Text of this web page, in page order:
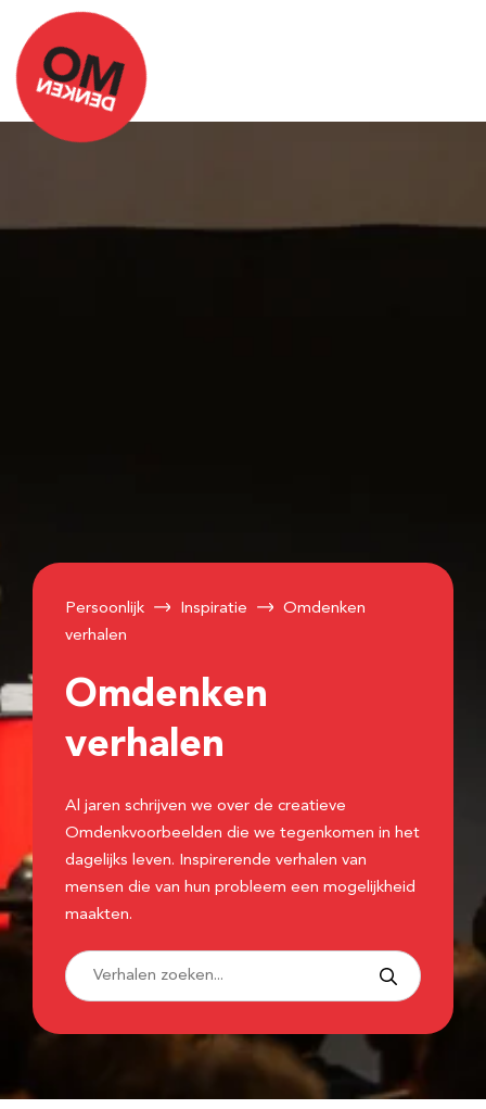
Persoonlijk Inspiratie
Omdenken
verhalen
Omdenken
verhalen
Al jaren schrijven we over de creatieve
Omdenkvoorbeelden die we tegenkomen in het
dagelijks leven. Inspirerende verhalen van
mensen die van hun probleem een mogelijkheid
maakten.